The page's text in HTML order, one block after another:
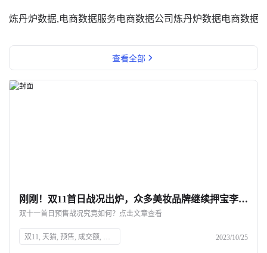
炼丹炉数据,电商数据服务电商数据公司炼丹炉数据电商数据
查看全部
刚刚！双11首日战况出炉，众多美妆品牌继续押宝李佳琦直播间
双十一首日预售战况究竟如何？点击文章查看
双11, 天猫, 预售, 成交额, 直播电商, 国货品牌, 美妆, 服装, AI大数据, 知衣科技 2023/10/25